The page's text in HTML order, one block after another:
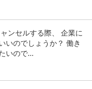
ンセルする際、 企業に
いのでしょうか？ 働き
いので...